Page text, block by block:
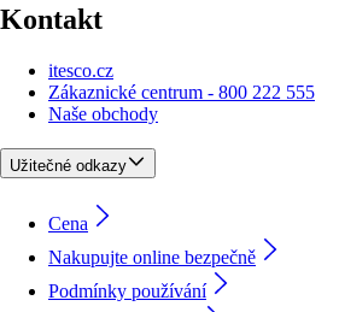
Kontakt
itesco.cz
Zákaznické centrum - 800 222 555
Naše obchody
Užitečné odkazy
Cena
Nakupujte online bezpečně
Podmínky používání